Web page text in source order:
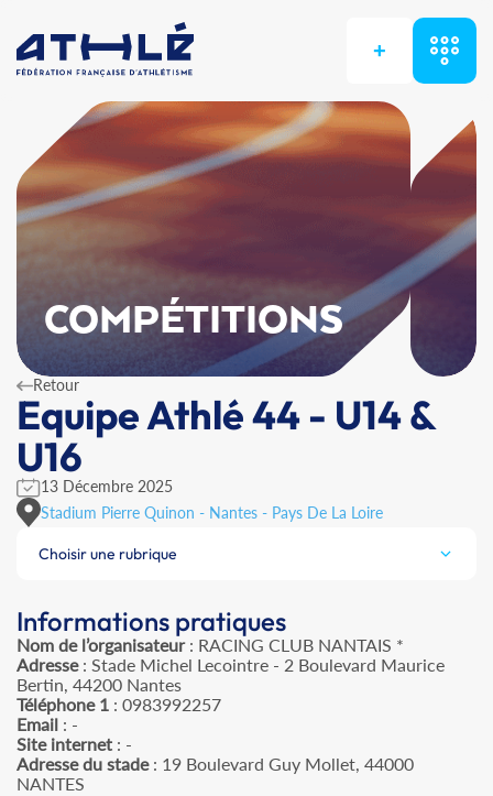
+
COMPÉTITIONS
Retour
Equipe Athlé 44 - U14 &
U16
13 Décembre 2025
Stadium Pierre Quinon - Nantes - Pays De La Loire
Choisir une rubrique
Informations pratiques
Nom de l’organisateur: RACING CLUB NANTAIS *
Adresse: Stade Michel Lecointre - 2 Boulevard Maurice
Bertin, 44200 Nantes
Téléphone 1 : 0983992257
Email : -
Site internet : -
Adresse du stade: 19 Boulevard Guy Mollet, 44000
NANTES